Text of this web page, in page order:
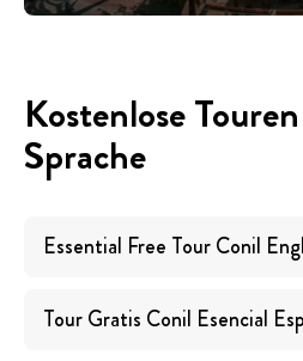
Kostenlose
Sprache
Essential Free Tour Conil
Tour Gratis Conil Esencial